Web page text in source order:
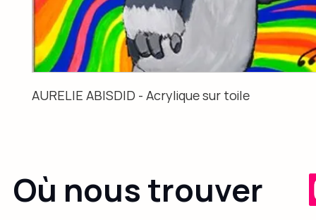
AURELIE ABISDID - Acrylique sur toile
Où nous trouver